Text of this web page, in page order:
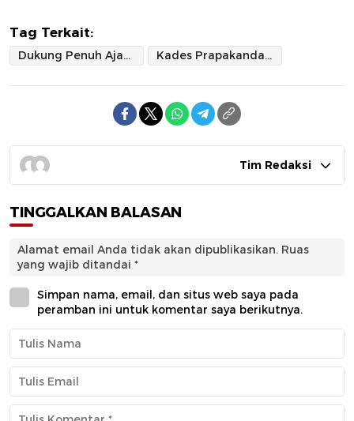
Tag Terkait:
Dukung Penuh Ajang Bupati Cup 2025 Kades Prapakanda Optimistis Menang Lawan Desa Doko
Tim Redaksi
TINGGALKAN BALASAN
Alamat email Anda tidak akan dipublikasikan. Ruas
yang wajib ditandai *
Simpan nama, email, dan situs web saya pada
peramban ini untuk komentar saya berikutnya.